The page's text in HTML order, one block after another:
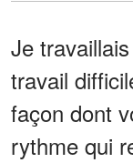
Je
travail
façon dont
rythme qui